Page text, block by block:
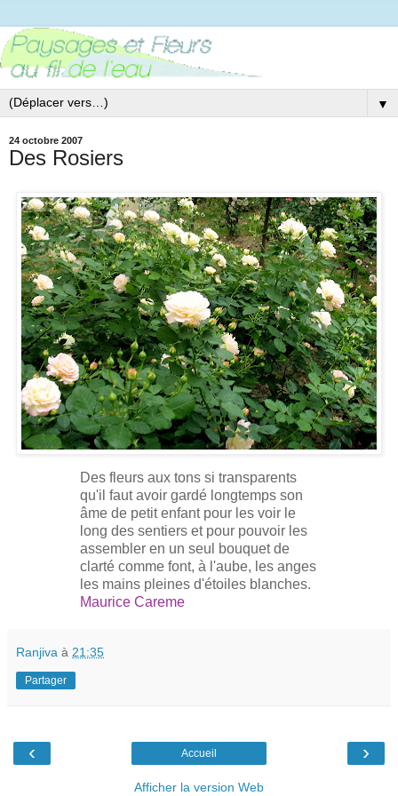
▼
24 octobre 2007
Des Rosiers
Des fleurs aux tons si transparents
qu'il faut avoir gardé longtemps son
âme de petit enfant pour les voir le
long des sentiers et pour pouvoir les
assembler en un seul bouquet de
clarté comme font, à l'aube, les anges
les mains pleines d'étoiles blanches.
Maurice Careme
Ranjiva à 21:35
Partager
‹ ›
Accueil
Afficher la version Web